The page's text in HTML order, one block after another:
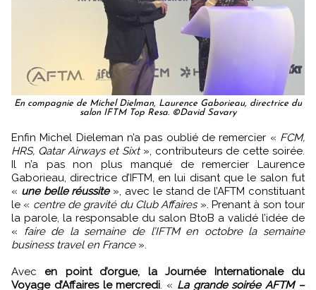
En compagnie de Michel Dielman, Laurence Gaborieau, directrice du
salon IFTM Top Resa. ©David Savary
Enfin Michel Dieleman n’a pas oublié de remercier « FCM,
HRS, Qatar Airways et Sixt», contributeurs de cette soirée.
Il n’a pas non plus manqué de remercier Laurence
Gaborieau, directrice d’IFTM, en lui disant que le salon fut
« une belle réussite», avec le stand de l’AFTM constituant
le « centre de gravité du Club Affaires». Prenant à son tour
la parole, la responsable du salon BtoB a validé l’idée de
« faire de la semaine de l’IFTM en octobre la semaine
business travel en France».
Avec en point d’orgue, la Journée Internationale du
Voyage d’Affaires le mercredi. « La grande soirée AFTM –